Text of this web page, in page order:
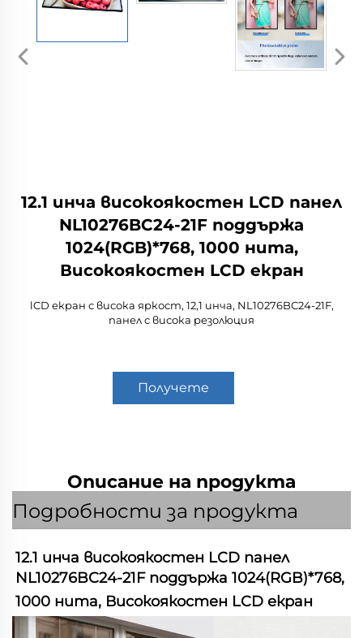
12.1 инча високоякостен LCD панел
NL10276BC24-21F поддържа
1024(RGB)*768, 1000 нита,
Високоякостен LCD екран
lCD екран с висока яркост, 12,1 инча, NL10276BC24-21F,
панел с висока резолюция
Получете
Описание на продукта
Подробности за продукта
12.1 инча високоякостен LCD панел
NL10276BC24-21F поддържа 1024(RGB)*768,
1000 нита, Високоякостен LCD екран